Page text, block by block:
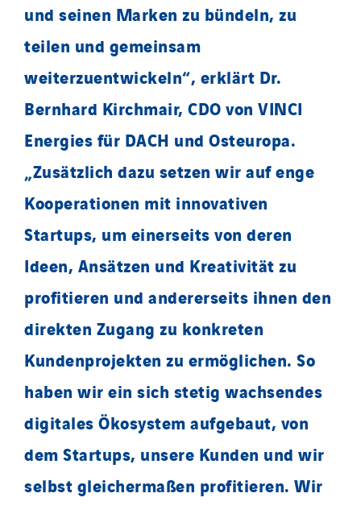
und seinen Marken zu bündeln, zu
teilen und gemeinsam
weiterzuentwickeln“, erklärt Dr.
Bernhard Kirchmair, CDO von VINCI
Energies für DACH und Osteuropa.
„Zusätzlich dazu setzen wir auf enge
Kooperationen mit innovativen
Startups, um einerseits von deren
Ideen, Ansätzen und Kreativität zu
profitieren und andererseits ihnen den
direkten Zugang zu konkreten
Kundenprojekten zu ermöglichen. So
haben wir ein sich stetig wachsendes
digitales Ökosystem aufgebaut, von
dem Startups, unsere Kunden und wir
selbst gleichermaßen profitieren. Wir